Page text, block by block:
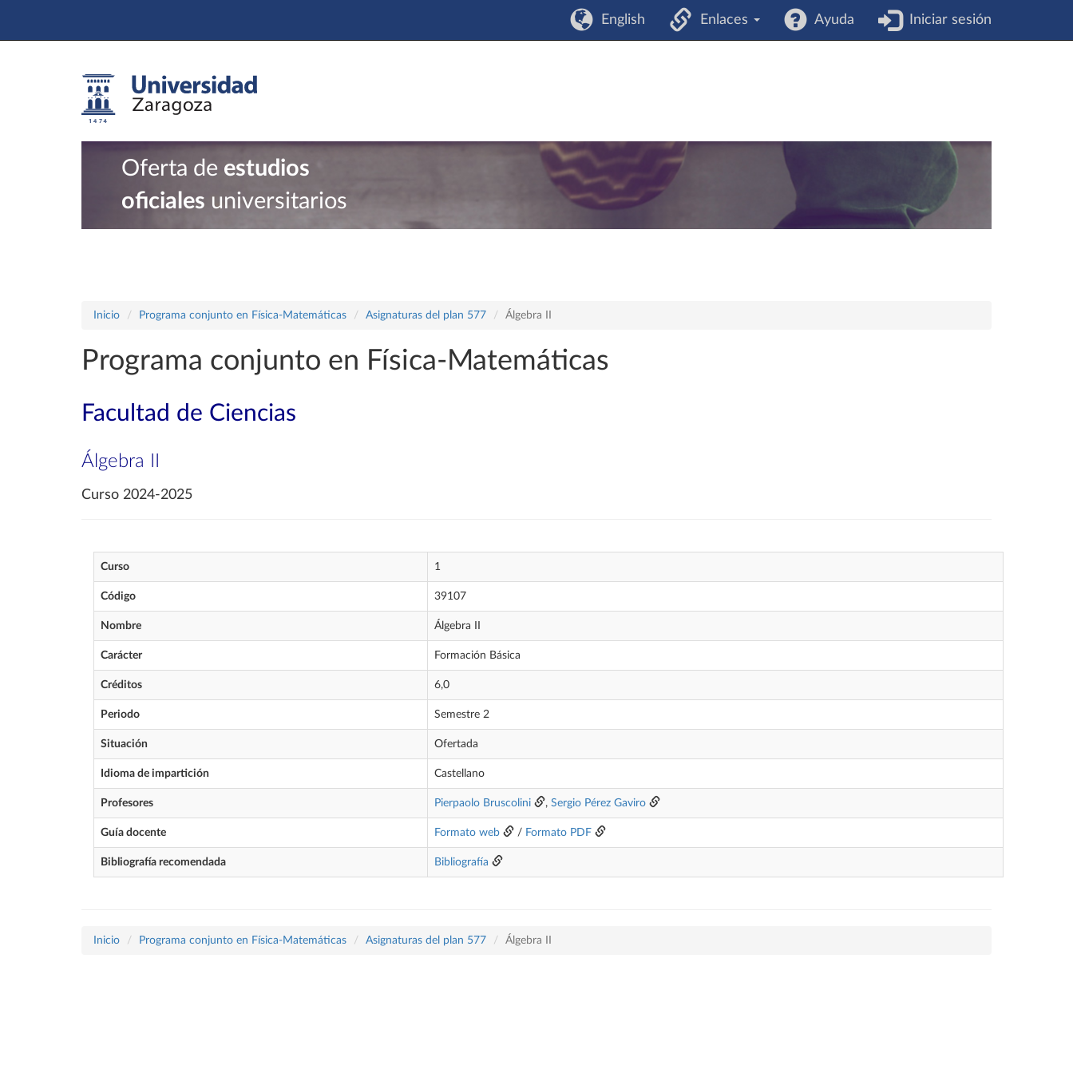
English Enlaces Ayuda Iniciar sesión
Oferta de estudios
oficiales universitarios
Inicio Programa conjunto en Física-Matemáticas Asignaturas del plan 577 Álgebra II
Programa conjunto en Física-Matemáticas
Facultad de Ciencias
Álgebra II
Curso 2024-2025
Curso 1
Código 39107
Nombre Álgebra II
Carácter Formación Básica
Créditos 6,0
Periodo Semestre 2
Situación Ofertada
Idioma de impartición Castellano
Profesores Pierpaolo Bruscolini , Sergio Pérez Gaviro
Guía docente Formato web / Formato PDF
Bibliografía recomendada Bibliografía
Inicio Programa conjunto en Física-Matemáticas Asignaturas del plan 577 Álgebra II